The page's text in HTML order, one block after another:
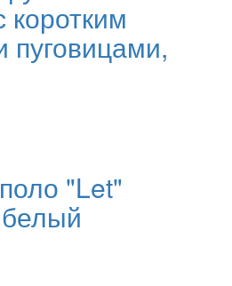
коротким
пуговицами,
"Let"